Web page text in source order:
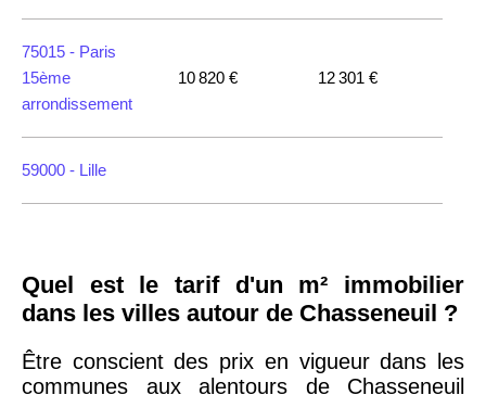
75015 - Paris
15ème
arrondissement
10 820 € 12 301 €
59000 - Lille
75018 -
Paris
arrondissement
Quel est le tarif d'un m² immobilier
dans les villes autour de Chasseneuil ?
Être conscient des prix en vigueur dans les
communes aux alentours de Chasseneuil